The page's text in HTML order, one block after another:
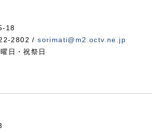
18
2802 /sorimati@m2.octv.ne.jp
日・祝祭日